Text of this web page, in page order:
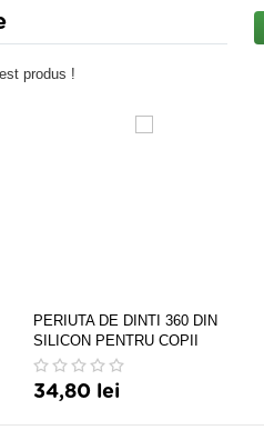
produs !
PERIUTA DE DINTI 360 DIN
SILICON PENTRU COPII
34,80 lei